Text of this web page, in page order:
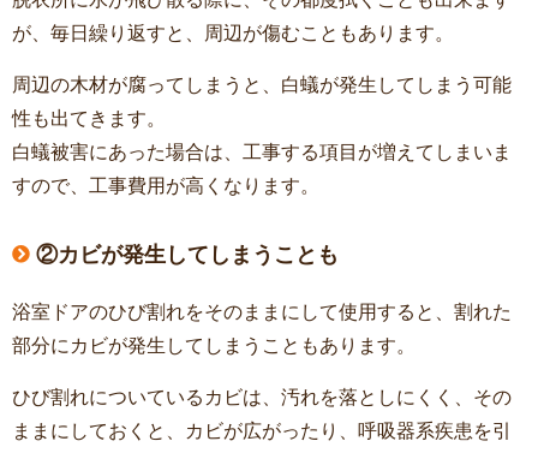
が、毎日繰り返すと、周辺が傷むこともあります。
周辺の木材が腐ってしまうと、白蟻が発生してしまう可能
性も出てきます。
白蟻被害にあった場合は、工事する項目が増えてしまいま
すので、工事費用が高くなります。
②カビが発生してしまうことも
浴室ドアのひび割れをそのままにして使用すると、割れた
部分にカビが発生してしまうこともあります。
ひび割れについているカビは、汚れを落としにくく、その
ままにしておくと、カビが広がったり、呼吸器系疾患を引